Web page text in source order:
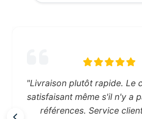
"Livraison plutôt rapide. Le
satisfaisant même s'il n'y a
références. Service